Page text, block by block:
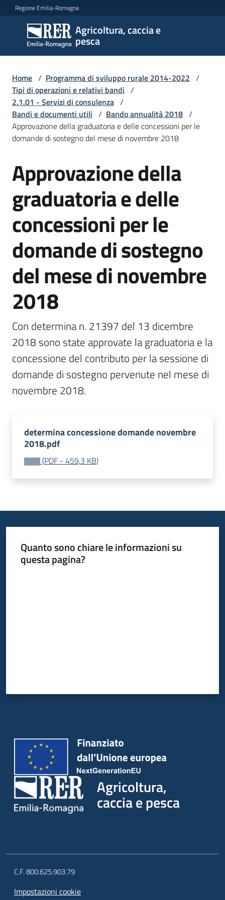
Vai al contenuto
Vai alla navigazione
Vai al footer
Regione Emilia-Romagna
Agricoltura, caccia e
pesca
Agricoltura,
caccia e
pesca
Argomenti
Novità
Servizi
Leggi
atti
bandi
Menu selezionato
Piani
programmi
progetti
Agricoltura
in
cifre
Home / Programma di sviluppo rurale 2014-2022 /
Tipi di operazioni e relativi bandi /
2.1.01 - Servizi di consulenza /
Bandi e documenti utili / Bando annualità 2018 /
Approvazione della graduatoria e delle concessioni per le
domande di sostegno del mese di novembre 2018
Approvazione della
graduatoria e delle
concessioni per le
domande di sostegno
del mese di novembre
2018
Con determina n. 21397 del 13 dicembre
2018 sono state approvate la graduatoria e la
concessione del contributo per la sessione di
domande di sostegno pervenute nel mese di
novembre 2018.
determina concessione domande novembre
2018.pdf
(PDF - 459,3 KB)
Quanto sono chiare le informazioni su
questa pagina?
Agricoltura,
caccia e pesca
C.F. 800.625.903.79
Impostazioni cookie